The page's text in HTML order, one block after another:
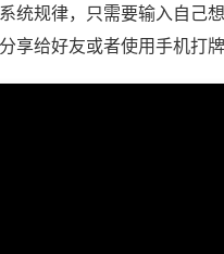
统规律，只需要输入自己
享给好友或者使用手机打